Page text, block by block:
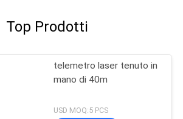
Top Prodotti
telemetro laser tenuto in
mano di 40m
USD MOQ:5 PCS